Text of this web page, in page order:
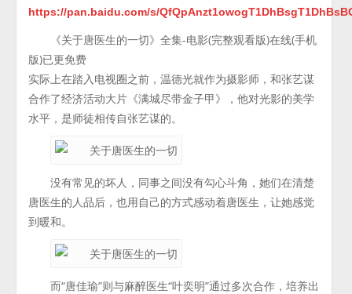
https://pan.baidu.com/s/
《关于唐医生的一切》全集-电影(完整观看版)在线(手机
版)已更免费
实际上在踏入电视圈之前，温德光就作为摄影师，和张艺谋
合作了经济活动大片《满城尽带金子甲》，他对光影的美学
水平，是师徒相传自张艺谋的。
没有常见的坏人，同事之间没有勾心斗角，她们在清楚
唐医生的人品后，也用自己的方式感动着唐医生，让她感觉
到暖和。
而“唐佳瑜”则与麻醉医生“叶奕明”通过多次合作，培养出